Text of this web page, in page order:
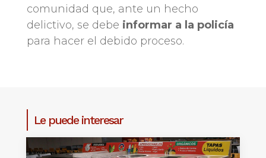
comunidad que, ante un hecho
delictivo, se debe informar a la policía
para hacer el debido proceso.
Le puede interesar